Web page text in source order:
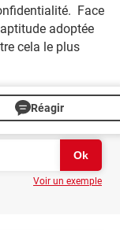
Face
adoptée
cela le plus
Réagir
Voir un exemple